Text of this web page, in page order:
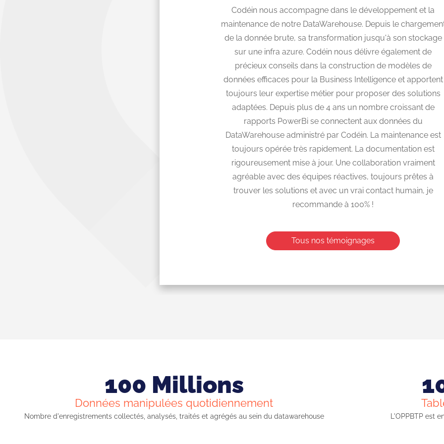
Codéin nous accompagne dans le développement et la
maintenance de notre DataWarehouse. Depuis le
de la donnée brute, sa transformation jusqu'à son stockage
sur une infra azure. Codéin nous délivre également de
précieux conseils dans la construction de modèles de
données efficaces pour la Business Intelligence et apportent
toujours leur expertise métier pour proposer des solutions
adaptées. Depuis plus de 4 ans un nombre croissant de
rapports PowerBi se connectent aux données du
DataWarehouse administré par Codéin. La maintenance est
toujours opérée très rapidement. La documentation est
rigoureusement mise à jour. Une collaboration vraiment
agréable avec des équipes réactives, toujours prêtes à
trouver les solutions et avec un vrai contact humain, je
recommande à 100% !
Tous nos témoignages
100 Millions
Données manipulées quotidiennement
Nombre d'enregistrements collectés, analysés, traités et agrégés au sein du datawarehouse L'OPPBTP est